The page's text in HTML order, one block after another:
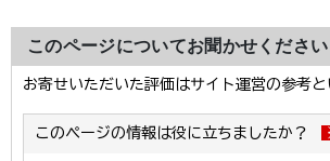
このページについてお聞かせください